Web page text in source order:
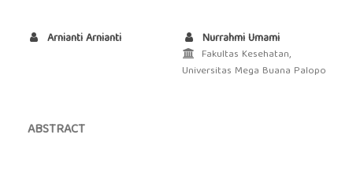
Arnianti Arnianti Nurrahmi Umami
Fakultas Kesehatan,
Universitas Mega Buana Palopo
ABSTRACT